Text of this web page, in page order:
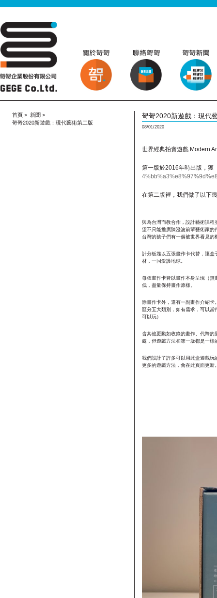
首頁 > 新聞 >
哿哿2020新遊戲：現代藝術第二版
哿哿2020新遊戲：現代
08/01/2020
世界經典拍賣遊戲 Modern
第一版於2016年時出版，獲
在第二版裡，我們做了以下
與為台灣而教合作，設計藝術課程
望不只能推廣陳澄波前輩藝術家的
台灣的孩子們有一個被世界看見的
計分板塊以五張畫作卡代替，讓盒
材，一同愛護地球。
每張畫作卡皆以畫作本身呈現（無
低，盡量保持畫作原樣。
除畫作卡外，還有一副畫作介紹卡
區分五大類別，如有需求，可以
可以玩）
含其他更動如收錄的畫作、代幣
處，但遊戲方法和第一版都是一樣
我們設計了許多可以用此盒遊戲玩
更多的遊戲方法，會在此頁面更新